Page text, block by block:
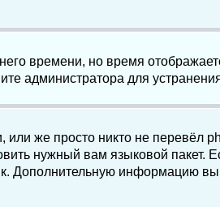
времени, но время
администратора для
же просто никто не перевёл
нужный вам языковой пакет.
Дополнительную информацию